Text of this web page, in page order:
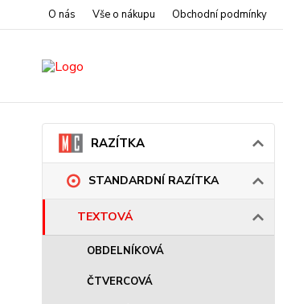
O nás Vše o nákupu Obchodní podmínky
RAZÍTKA
STANDARDNÍ RAZÍTKA
TEXTOVÁ
OBDELNÍKOVÁ
ČTVERCOVÁ